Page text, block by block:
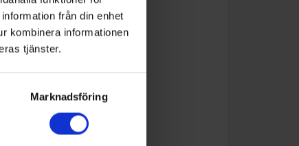
från din enhet
kombinera informationen
tjänster.
Marknadsföring